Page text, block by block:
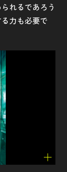
れるであろう
力も必要で